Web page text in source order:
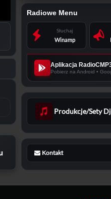
Radiowe Menu
Słuchaj
Winamp
Aplikacja
Produkcje/Sety Dj
Kontakt